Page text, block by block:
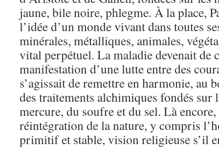
jaune, bile noire, phlegme. À la place,
l’idée d’un monde vivant dans toutes
minérales, métalliques, animales,
vital perpétuel. La maladie devenait de
manifestation d’une lutte entre des
s’agissait de remettre en harmonie, au
des traitements alchimiques fondés sur
mercure, du soufre et du sel. Là
réintégration de la nature, y compris
primitif et stable, vision religieuse s’il